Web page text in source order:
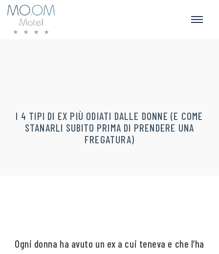
I 4 TIPI DI EX PIÙ ODIATI DALLE DONNE (E COME
STANARLI SUBITO PRIMA DI PRENDERE UNA
FREGATURA)
Ogni donna ha avuto un ex a cui teneva e che l’ha